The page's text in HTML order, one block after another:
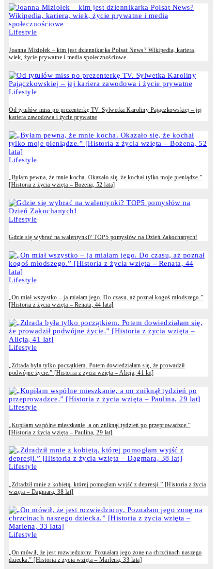
Lifestyle
Joanna Miziołek – kim jest dziennikarka Polsat News? Wikipedia, kariera,
wiek, życie prywatne i media społecznościowe
Lifestyle
Od tytułów miss po prezenterkę TV. Sylwetka Karoliny Pajączkowskiej – jej
kariera zawodowa i życie prywatne
Lifestyle
„Byłam pewna, że mnie kocha. Okazało się, że kochał tylko moje pieniądze.”
[Historia z życia wzięta – Bożena, 52 lata]
Lifestyle
Gdzie się wybrać na walentynki? TOP5 pomysłów na Dzień Zakochanych!
Lifestyle
„On miał wszystko – ja miałam jego. Do czasu, aż poznał kogoś młodszego.”
[Historia z życia wzięta – Renata, 44 lata]
Lifestyle
„Zdrada była tylko początkiem. Potem dowiedziałam się, że prowadził
podwójne życie.” [Historia z życia wzięta – Alicja, 41 lat]
Lifestyle
„Kupiłam wspólne mieszkanie, a on zniknął tydzień po przeprowadzce.”
[Historia z życia wzięta – Paulina, 29 lat]
Lifestyle
„Zdradził mnie z kobietą, której pomogłam wyjść z depresji.” [Historia z życia
wzięta – Dagmara, 38 lat]
Lifestyle
„On mówił, że jest rozwiedziony. Poznałam jego żonę na chrzcinach naszego
dziecka.” [Historia z życia wzięta – Marlena, 33 lata]